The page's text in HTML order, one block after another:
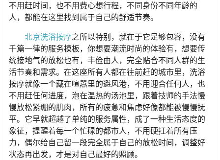
不用赶时间，也不用费心想行程，不同身份不同年龄的
人，都能在这里找到属于自己的舒适节奏。
北京洗浴按摩之所以特别，就在于它足够包容，没有
千篇一律的服务模板，你想要潮流时尚的体验有，想要传
统接地气的放松也有，丰俭由人，完全贴合不同人群的生
活节奏和需求。在这座所有人都在往前赶的城市里，洗浴
按摩就像一个藏在喧嚣里的避风港，不用迎合任何人，也
不用赶任何进度，泡在温热的汤池里，跟着技师的手法慢
慢放松紧绷的肌肉，所有的疲惫和焦虑好像都能被慢慢抚
平。它早就超越了单纯的服务属性，成了一种生活态度的
象征，提醒着每一个忙碌的都市人，不用硬扛着所有压
力，偶尔给自己留一段完全属于自己的放松时间，调整好
状态再出发，才是对自己最好的照顾。